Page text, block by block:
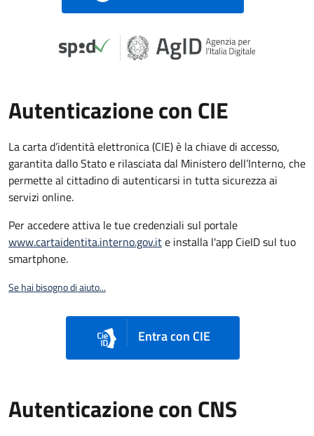
Autenticazione con CIE
La carta d’identità elettronica (CIE) è la chiave di accesso,
garantita dallo Stato e rilasciata dal Ministero dell’Interno, che
permette al cittadino di autenticarsi in tutta sicurezza ai
servizi online.
Per accedere attiva le tue credenziali sul portale
www.cartaidentita.interno.gov.ite installa l'app CieID sul tuo
smartphone.
Se hai bisogno di aiuto...
Entra con CIE
Autenticazione con CNS